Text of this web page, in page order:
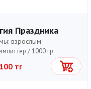
Праздника
взрослым
/1000 гр.
тг Себетке